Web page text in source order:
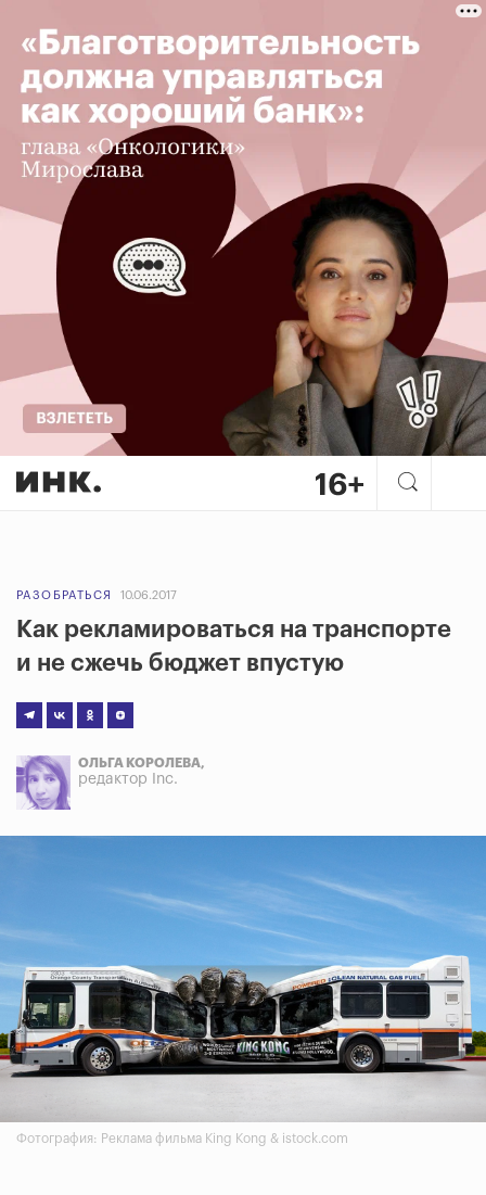
РАЗОБРАТЬСЯ 10.06.2017
Как рекламироваться на транспорте
и не сжечь бюджет впустую
ОЛЬГА КОРОЛЕВА,
редактор Inc.
Фотография: Реклама фильма King Kong & istock.com